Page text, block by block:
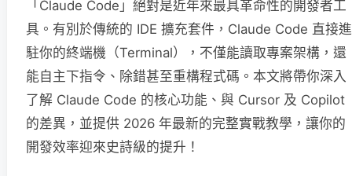
「Claude Code」絕對是近年來最具革命性的開發者工
具。有別於傳統的 IDE 擴充套件，Claude Code 直接進
駐你的終端機（Terminal），不僅能讀取專案架構，還
能自主下指令、除錯甚至重構程式碼。本文將帶你深入
了解 Claude Code 的核心功能、與 Cursor 及 Copilot
的差異，並提供 2026 年最新的完整實戰教學，讓你的
開發效率迎來史詩級的提升！